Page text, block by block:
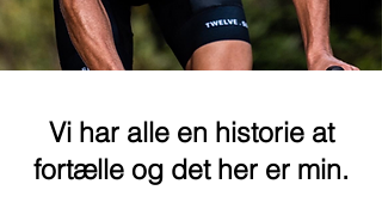
Vi har alle en historie at
fortælle og det her er min.